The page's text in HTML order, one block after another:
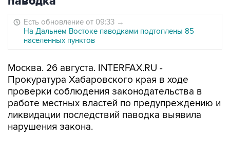
Есть обновление от 09:33 →
На Дальнем Востоке паводками подтоплены 85
населенных пунктов
Москва. 26 августа. INTERFAX.RU -
Прокуратура Хабаровского края в ходе
проверки соблюдения законодательства в
работе местных властей по предупреждению и
ликвидации последствий паводка выявила
нарушения закона.